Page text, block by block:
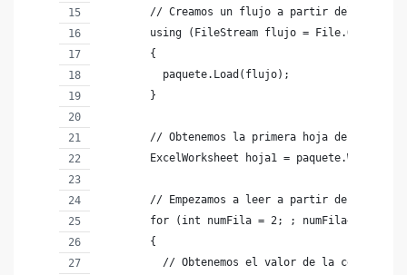
// Creamos un flujo a partir del
using (FileStream flujo =
        {
          paquete.Load(flujo);
        }
// Obtenemos la primera hoja del
ExcelWorksheet hoja1 =
// Empezamos a leer a partir de la
        for (int numFila = 2; ; numFila++)
        {
// Obtenemos el valor de la celda de